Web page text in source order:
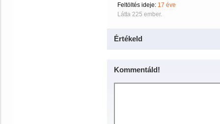
Feltöltés ideje: 17 éve
Látta 225 ember.
Értékeld
Kommentáld!